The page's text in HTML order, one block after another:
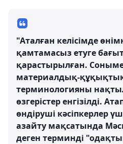
"Аталған келісімде
қамтамасыз етуге
қарастырылған.
материалдық-құқықтық
терминологияны
өзгерістер енгізілді.
өндіруші кәсіпкерлер
азайту мақсатында
деген терминді